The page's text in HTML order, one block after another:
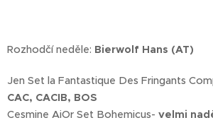
Rozhodčí neděle: Bierwolf Hans (AT)
Jen Set la Fantastique Des Fringants
CAC, CACIB, BOS
Cesmine AiOr Set Bohemicus- velmi